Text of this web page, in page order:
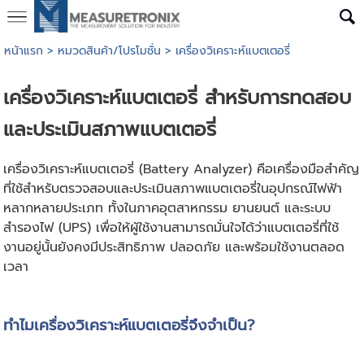
หน้าแรก > หมวดสินค้า/โปรโมชั่น > เครื่องวิเคราะห์แบตเตอรี่
เครื่องวิเคราะห์แบตเตอรี่ สำหรับการทดสอบ
และประเมินสภาพแบตเตอรี่
เครื่องวิเคราะห์แบตเตอรี่ (Battery Analyzer) คือเครื่องมือสำคัญ
ที่ใช้สำหรับตรวจสอบและประเมินสภาพแบตเตอรี่ในอุปกรณ์ไฟฟ้า
หลากหลายประเภท ทั้งในภาคอุตสาหกรรม ยานยนต์ และระบบ
สำรองไฟ (UPS) เพื่อให้ผู้ใช้งานสามารถมั่นใจได้ว่าแบตเตอรี่ที่ใช้
งานอยู่นั้นยังคงมีประสิทธิภาพ ปลอดภัย และพร้อมใช้งานตลอด
เวลา
ทำไมเครื่องวิเคราะห์แบตเตอรี่จึงจำเป็น?